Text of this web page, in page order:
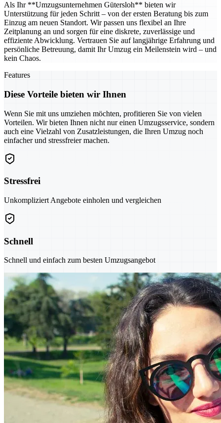
Als Ihr **Umzugsunternehmen Gütersloh** bieten wir
Unterstützung für jeden Schritt – von der ersten Beratung bis zum
Einzug am neuen Standort. Wir passen uns flexibel an Ihre
Zeitplanung an und sorgen für eine diskrete, zuverlässige und
effiziente Abwicklung. Vertrauen Sie auf langjährige Erfahrung und
persönliche Betreuung, damit Ihr Umzug ein Meilenstein wird – und
kein Chaos.
Features
Diese Vorteile bieten wir Ihnen
Wenn Sie mit uns umziehen möchten, profitieren Sie von vielen
Vorteilen. Wir bieten Ihnen nicht nur einen Umzugsservice, sondern
auch eine Vielzahl von Zusatzleistungen, die Ihren Umzug noch
einfacher und stressfreier machen.
Stressfrei
Unkompliziert Angebote einholen und vergleichen
Schnell
Schnell und einfach zum besten Umzugsangebot